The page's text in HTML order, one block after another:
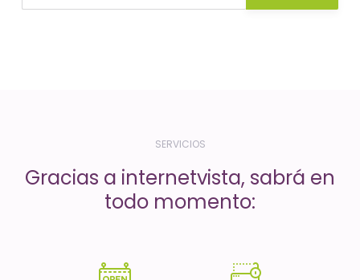
de
oro
SERVICIOS
Gracias a internetvista, sabrá en
todo momento: